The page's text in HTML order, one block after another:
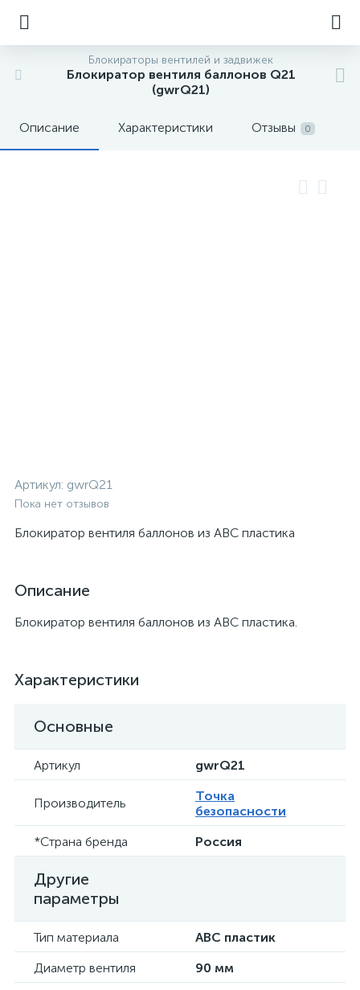
Блокираторы вентилей и задвижек
Блокиратор вентиля баллонов Q21
(gwrQ21)
Описание Характеристики Отзывы 0
Артикул: gwrQ21
Пока нет отзывов
Блокиратор вентиля баллонов из АВС пластика
Описание
Блокиратор вентиля баллонов из АВС пластика.
Характеристики
Основные
Артикул gwrQ21
Производитель
Точка
безопасности
*Страна бренда
Россия
Другие
параметры
Тип материала
АВС пластик
Диаметр вентиля
90 мм